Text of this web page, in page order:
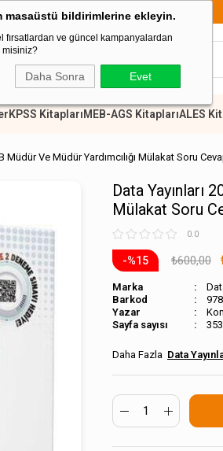
masaüstü bildirimlerine ekleyin.
fırsatlardan ve güncel kampanyalardan
misiniz?
Daha Sonra Evet
KPSS KitaplarıMEB-AGS KitaplarıALES
Müdür Ve Müdür Yardımcılığı Mülakat Soru
Data Yayınları
Mülakat Soru
0.0
15 ₺600,00
Marka
Barkod
Sayfa sayısı
353
Data